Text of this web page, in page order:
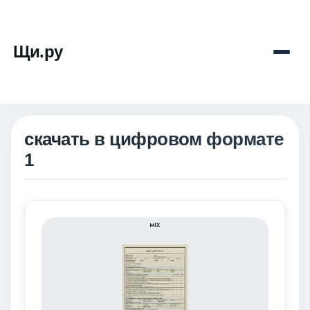
Щи.ру
скачать в цифровом формате
1